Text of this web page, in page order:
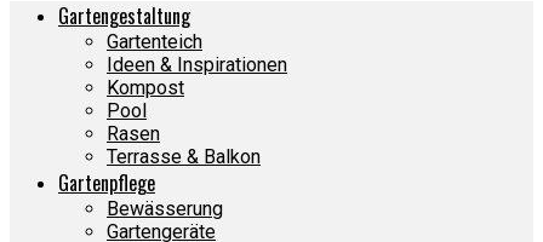
Gartengestaltung
Gartenteich
Ideen & Inspirationen
Kompost
Pool
Rasen
Terrasse & Balkon
Gartenpflege
Bewässerung
Gartengeräte